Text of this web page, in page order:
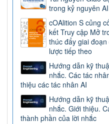
trong kỷ nguyên AI
cOAlition S củng
kết Truy cập Mở
thúc đẩy giai đoạn
lược tiếp theo
Hướng dẫn kỹ
nhắc. Các tác
thiệu các tác nhân AI
Hướng dẫn kỹ
nhắc. Giới thiệu.
thành phần của lời nhắc